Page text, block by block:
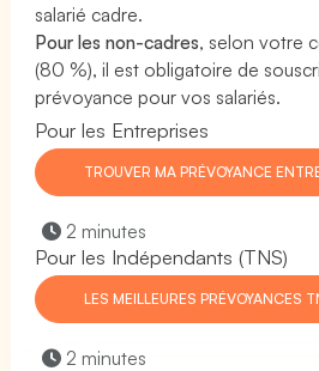
salarié cadre.
Pour les non-cadres, selon votre
(80 %), il est obligatoire de
prévoyance pour vos salariés.
Pour les Entreprises
TROUVER MA PRÉVOYANCE
2 minutes
Pour les Indépendants (TNS)
LES MEILLEURES PRÉVOYANCES
2 minutes